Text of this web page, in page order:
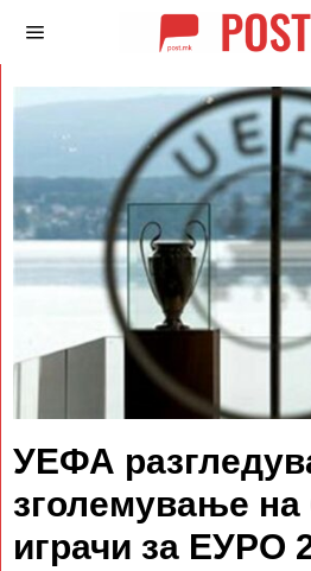
УЕФА
зголемување на
играчи за ЕУРО